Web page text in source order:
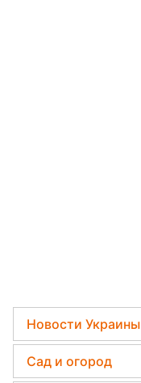
Новости Украины
Мобилизация
Сад и огород